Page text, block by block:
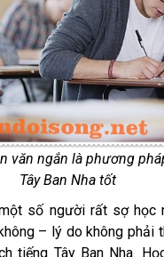
văn ngắn là phương
Tây Ban Nha tốt
số người rất sợ học
– lý do không phải
tiếng Tây Ban Nha.